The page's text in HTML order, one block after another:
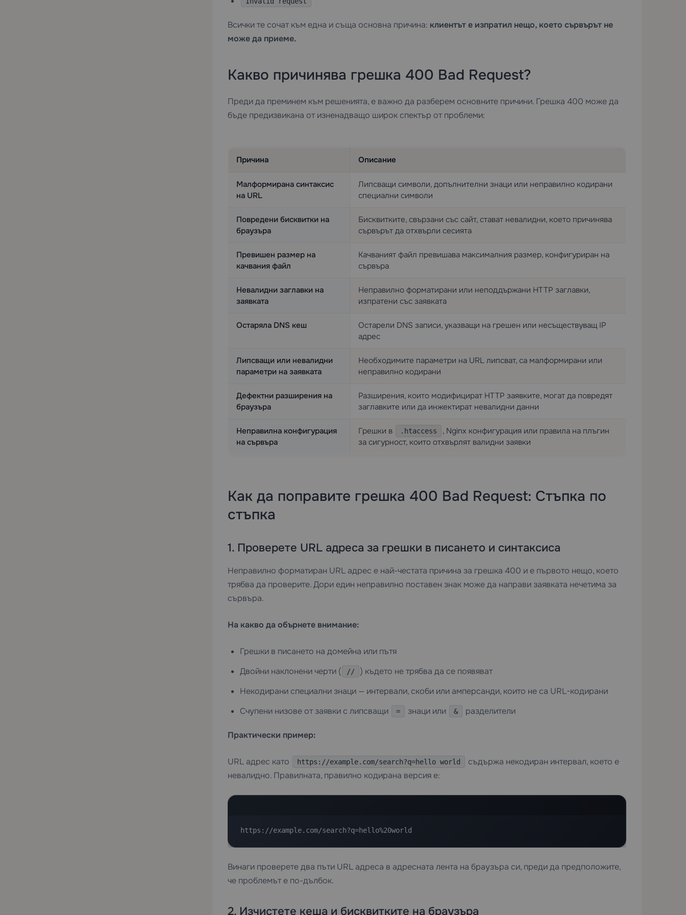
Всички те сочат към една и съща основна причина: клиентът е изпратил нещо, което сървърът не
може да приеме.
Какво причинява грешка 400 Bad Request?
Преди да преминем към решенията, е важно да разберем основните причини. Грешка 400 може да
бъде предизвикана от изненадващо широк спектър от проблеми:
Причина Описание
Малформирана синтаксис
на URL
Липсващи символи, допълнителни знаци или неправилно кодирани
специални символи
Повредени бисквитки на
браузъра
Бисквитките, свързани със сайт, стават невалидни, което причинява
сървърът да отхвърли сесията
Превишен размер на
качвания файл
Качваният файл превишава максималния размер, конфигуриран на
сървъра
Невалидни заглавки на
заявката
Неправилно форматирани или неподдържани HTTP заглавки,
изпратени със заявката
Остаряла DNS кеш
Остарели DNS записи, указващи на грешен или несъществуващ IP
адрес
Липсващи или невалидни
параметри на заявката
Необходимите параметри на URL липсват, са малформирани или
неправилно кодирани
Дефектни разширения на
браузъра
Разширения, които модифицират HTTP заявките, могат да повредят
заглавките или да инжектират невалидни данни
Неправилна конфигурация
на сървъра
Грешки в .htaccess
, Nginx конфигурация или правила на плъгин
за сигурност, които отхвърлят валидни заявки
Как да поправите грешка 400 Bad Request: Стъпка по
стъпка
1. Проверете URL адреса за грешки в писането и синтаксиса
Неправилно форматиран URL адрес е най-честата причина за грешка 400 и е първото нещо, което
трябва да проверите. Дори един неправилно поставен знак може да направи заявката нечетима за
сървъра.
На какво да обърнете внимание:
Грешки в писането на домейна или пътя
Двойни наклонени черти (
//
) където не трябва да се появяват
Некодирани специални знаци — интервали, скоби или амперсанди, които не са URL-кодирани
Счупени низове от заявки с липсващи
= знаци или & разделители
Практически пример:
URL адрес като https://example.com/search?q=hello world
съдържа некодиран интервал, което е
невалидно. Правилната, правилно кодирана версия е:
https://example.com/search?q=hello%20world
Винаги проверете два пъти URL адреса в адресната лента на браузъра си, преди да предположите,
че проблемът е по-дълбок.
2. Изчистете кеша и бисквитките на браузъра